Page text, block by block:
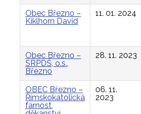
Obec Březno –
Kiklhorn David
11. 01. 2024
Obec Březno –
SRPDŠ, o.s.,
Březno
28. 11. 2023
OBEC Březno –
Římskokatolická
farnost,
06. 11.
2023